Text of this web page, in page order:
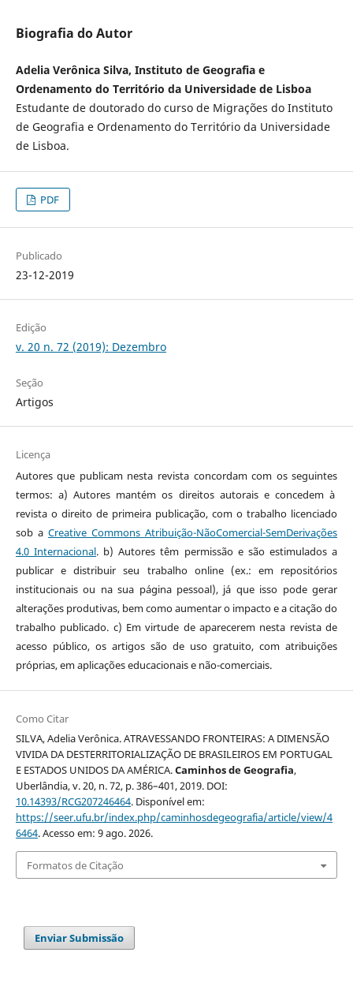
Biografia do Autor
Adelia Verônica Silva, Instituto de Geografia e
Ordenamento do Território da Universidade de Lisboa
Estudante de doutorado do curso de Migrações do Instituto
de Geografia e Ordenamento do Território da Universidade
de Lisboa.
PDF
Publicado
23-12-2019
Edição
v. 20 n. 72 (2019): Dezembro
Seção
Artigos
Licença
Autores que publicam nesta revista concordam com os seguintes
termos: a) Autores mantém os direitos autorais e concedem à
revista o direito de primeira publicação, com o trabalho licenciado
sob a Creative Commons Atribuição-NãoComercial-SemDerivações
4.0 Internacional. b) Autores têm permissão e são estimulados a
publicar e distribuir seu trabalho online (ex.: em repositórios
institucionais ou na sua página pessoal), já que isso pode gerar
alterações produtivas, bem como aumentar o impacto e a citação do
trabalho publicado. c) Em virtude de aparecerem nesta revista de
acesso público, os artigos são de uso gratuito, com atribuições
próprias, em aplicações educacionais e não-comerciais.
Como Citar
SILVA, Adelia Verônica. ATRAVESSANDO FRONTEIRAS: A DIMENSÃO
VIVIDA DA DESTERRITORIALIZAÇÃO DE BRASILEIROS EM PORTUGAL
E ESTADOS UNIDOS DA AMÉRICA.Caminhos de Geografia,
Uberlândia, v. 20, n. 72, p. 386–401, 2019. DOI:
10.14393/RCG207246464. Disponível em:
https://seer.ufu.br/index.php/caminhosdegeografia/article/view/4
6464. Acesso em: 9 ago. 2026.
Formatos de Citação
Enviar Submissão